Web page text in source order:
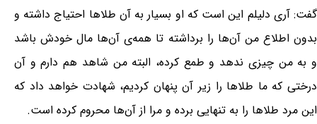
گفت: آری دلیلم این است که او بسیار به آن طلاها احتیاج داشته و
بدون اطلاع من آن‌ها را برداشته تا همه‌ی آن‌ها مال خودش باشد
و به من چیزی ندهد و طمع کرده، البته من شاهد هم دارم و آن
درختی که ما طلاها را زیر آن پنهان کردیم، شهادت خواهد داد که
این مرد طلاها را به تنهایی برده و مرا از آن‌ها محروم کرده است.